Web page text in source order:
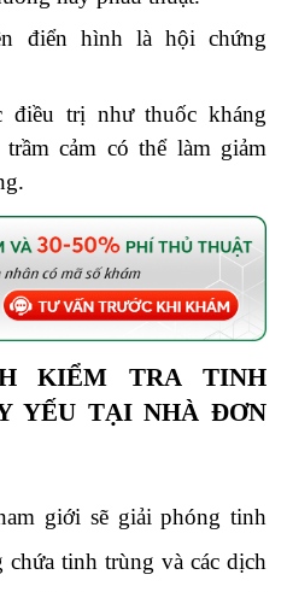
điển hình là hội chứng
điều trị như thuốc kháng
cảm có thể làm giảm
KIỂM TRA TINH
YẾU TẠI NHÀ ĐƠN
giới sẽ giải phóng tinh
tinh trùng và các dịch